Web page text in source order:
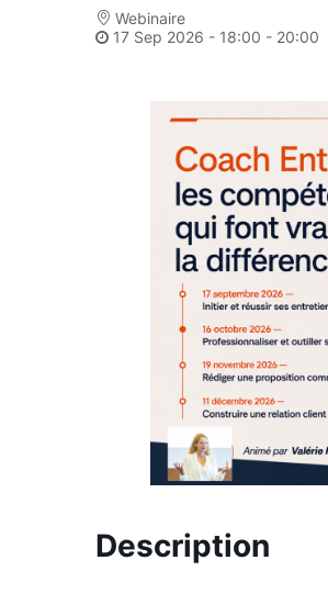
Webinaire
17 Sep 2026 - 18:00 - 20:00
Description